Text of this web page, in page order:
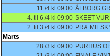
11./4 kl 09:00 ÅLBORG
4. til 6./4 kl 09:00 SKEET
2. til 3./4 kl 09:00
Marts
28./3 kl 09:00 PURHUS